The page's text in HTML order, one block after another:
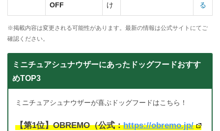
OFF
け
る
※掲載内容は変更される可能性があります。最新の情報は公式サイトにてご
確認ください。
ミニチュアシュナウザーにあったドッグフードおすす
めTOP3
ミニチュアシュナウザーが喜ぶドッグフードはこちら！
【第1位】OBREMO（公式：https://obremo.jp/